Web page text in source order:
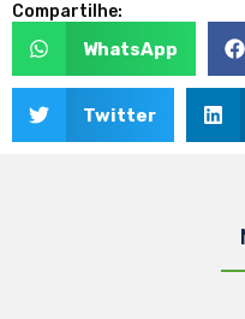
Compartilhe:
WhatsApp
Twitter